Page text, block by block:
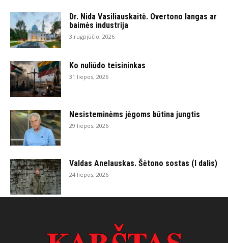
Dr. Nida Vasiliauskaitė. Overtono langas ar
baimės industrija
3 rugpjūčio, 2026
Ko nuliūdo teisininkas
31 liepos, 2026
Nesisteminėms jėgoms būtina jungtis
29 liepos, 2026
Valdas Anelauskas. Šėtono sostas (I dalis)
24 liepos, 2026